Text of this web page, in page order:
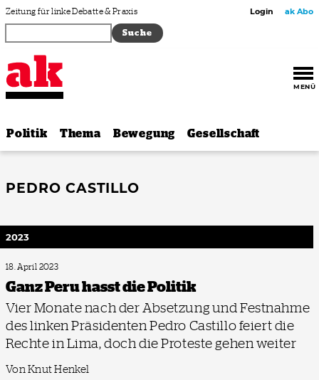
Zum Inhalt springen
Zeitung für linke Debatte & Praxis Login ak Abo
MENÜ
Politik Thema Bewegung Gesellschaft
PEDRO CASTILLO
2023
18. April 2023
Ganz Peru hasst die Politik
Vier Monate nach der Absetzung und Festnahme
des linken Präsidenten Pedro Castillo feiert die
Rechte in Lima, doch die Proteste gehen weiter
Von Knut Henkel